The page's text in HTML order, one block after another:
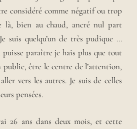
considéré comme négatif ou trop
là, bien au chaud, ancré nul part
suis quelqu’un de très pudique …
puisse paraître je hais plus que tout
être le centre de l’attention,
vers les autres. Je suis de celles
pensées.
26 ans dans deux mois, et cette